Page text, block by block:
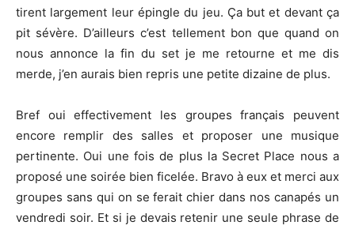
tirent largement leur épingle du jeu. Ça but et devant ça
pit sévère. D’ailleurs c’est tellement bon que quand on
nous annonce la fin du set je me retourne et me dis
merde, j’en aurais bien repris une petite dizaine de plus.
Bref oui effectivement les groupes français peuvent
encore remplir des salles et proposer une musique
pertinente. Oui une fois de plus la Secret Place nous a
proposé une soirée bien ficelée. Bravo à eux et merci aux
groupes sans qui on se ferait chier dans nos canapés un
vendredi soir. Et si je devais retenir une seule phrase de